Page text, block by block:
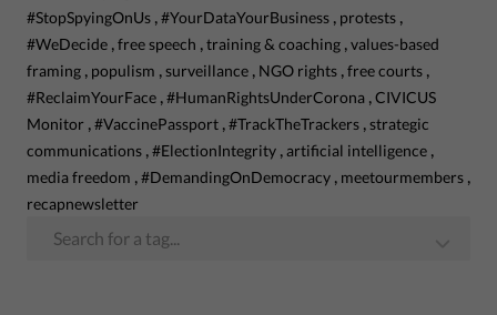
#StopSpyingOnUs ,#YourDataYourBusiness , protests ,
#WeDecide ,free speech ,training & coaching ,values-based
framing , populism ,surveillance , NGO rights ,free courts ,
#ReclaimYourFace ,#HumanRightsUnderCorona ,CIVICUS
Monitor ,#VaccinePassport ,#TrackTheTrackers ,strategic
communications ,#ElectionIntegrity ,artificial intelligence ,
media freedom ,#DemandingOnDemocracy , meetourmembers ,
recapnewsletter
Search for a tag...